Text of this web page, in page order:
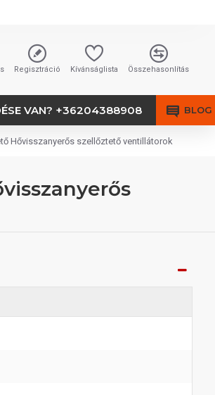
Regisztráció Kívánságlista Összehasonlítás
VAN? +36204388908 BLOG
Hővisszanyerős szellőztető ventillátorok